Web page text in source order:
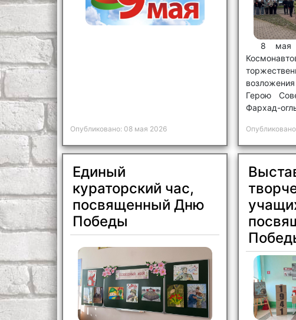
Опубликовано: 08 мая 2026
8 мая
Герою
Фархад-
Единый
кураторский час,
посвященный Дню
Победы